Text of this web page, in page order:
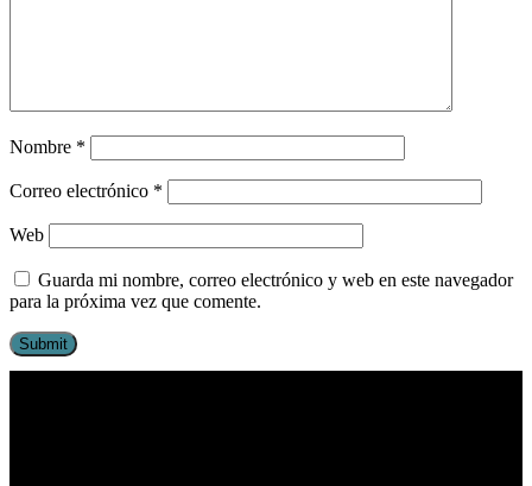
Nombre *
Correo electrónico *
Web
Guarda mi nombre, correo electrónico y web en este navegador
para la próxima vez que comente.